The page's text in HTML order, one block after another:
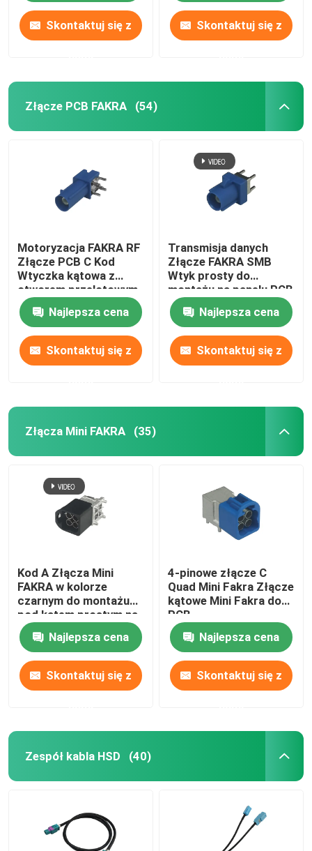
Skontaktuj się z Skontaktuj się z
Złącze PCB FAKRA (54)
Motoryzacja FAKRA RF
Złącze PCB C Kod
Wtyczka kątowa z
otworem przelotowym
Najlepsza cena
Skontaktuj się z
Transmisja danych
Złącze FAKRA SMB
Wtyk prosty do
montażu na panelu PCB
Najlepsza cena
Skontaktuj się z
Złącza Mini FAKRA (35)
Kod A Złącza Mini
FAKRA w kolorze
czarnym do montażu
pod kątem prostym na
płytce drukowanej
Najlepsza cena
Skontaktuj się z
4-pinowe złącze C
Quad Mini Fakra Złącze
kątowe Mini Fakra do
PCB
Najlepsza cena
Skontaktuj się z
Zespół kabla HSD (40)